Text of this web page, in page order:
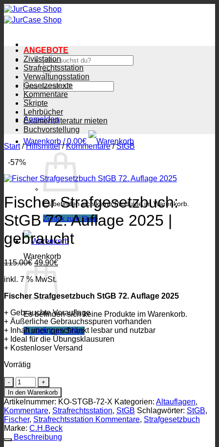
Zum
Inhalt
springen
Suchen
nach:
Suchen
nach:
Anmelden
Warenkorb /0.00€
Es befinden sich keine Produkte im Warenkorb.
Zurück zum Shop
Warenkorb
Es befinden sich keine Produkte im Warenkorb.
Zurück zum Shop
ANGEBOTE
Zivilstation
Strafrechtsstation
Verwaltungsstation
Gesetzestexte
Kommentare
Skripte
Lehrbücher
Examensliteratur mieten
Buchvorstellung
Start / Hilfsmittel / Kommentare / StGB
-57%
Fischer Strafgesetzbuch:
StGB 72. Auflage 2025 |
gebraucht
115.00€ Ursprünglicher
Preis
war:
115.00€
49.90€Aktueller
inkl. 7 % MwSt.
Fischer Strafgesetzbuch StGB 72. Auflage 2025
+ Gebrauchte Vorauflage
+ Äußerliche Gebrauchsspuren vorhanden
+ Inhalt uneingeschränkt lesbar und nutzbar
+ Ideal für die Übungsklausuren
+ Kostenloser Versand
Vorrätig
Fischer
Strafgesetzbuch:
StGB
72.
Auflage
2025
|
gebraucht
In den Warenkorb
Artikelnummer: KO-STGB-72-X Kategorien: Altauflagen,
Kommentare, Strafrechtsstation, StGB Schlagwörter: StGB,
Fischer, Strafrechtsstation Kommentare, Strafgesetzbuch
Marke: C.H.Beck
Beschreibung